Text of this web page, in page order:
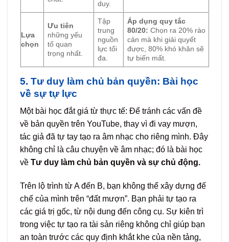
duy.
Lựa
chọn
Ưu tiên
những yếu
tố quan
trọng nhất.
Tập
trung
nguồn
lực tối
đa.
Áp dụng quy tắc
80/20: Chọn ra 20% rào
cản mà khi giải quyết
được, 80% khó khăn sẽ
tự biến mất.
5. Tư duy làm chủ bản quyền: Bài học
về sự tự lực
Một bài học đắt giá từ thực tế: Để tránh các vấn đề
về bản quyền trên YouTube, thay vì đi vay mượn,
tác giả đã tự tay tạo ra âm nhạc cho riêng mình. Đây
không chỉ là câu chuyện về âm nhạc; đó là bài học
về Tư duy làm chủ bản quyền và sự chủ động.
Trên lộ trình từ A đến B, bạn không thể xây dựng đế
chế của mình trên “đất mượn”. Bạn phải tự tạo ra
các giá trị gốc, từ nội dung đến công cụ. Sự kiên trì
trong việc tự tạo ra tài sản riêng không chỉ giúp bạn
an toàn trước các quy định khắt khe của nền tảng,